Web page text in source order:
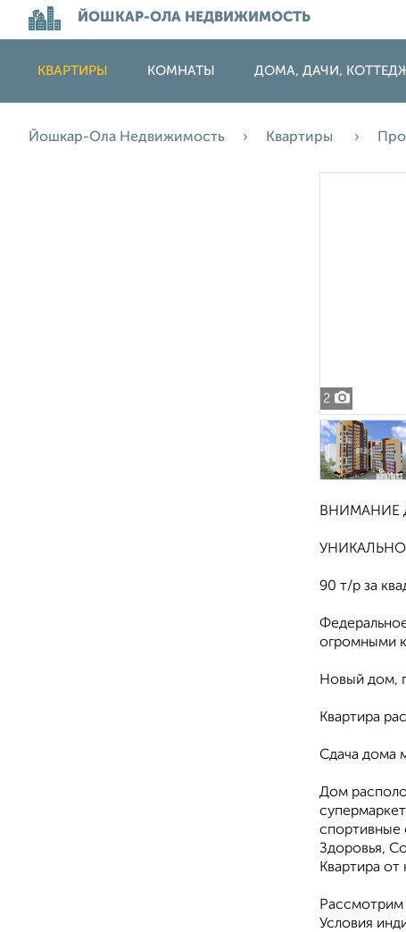
ЙОШКАР-ОЛА НЕДВИЖИМОСТЬ
КВАРТИРЫ КОМНАТЫ ДОМА, ДАЧИ,
Йошкар-Ола Недвижимость Квартиры
2
ВНИМАНИЕ
90 т/р за
огромными
Новый дом,
Квартира
Сдача дома
Дом
спортивные
Здоровья,
Квартира
Условия